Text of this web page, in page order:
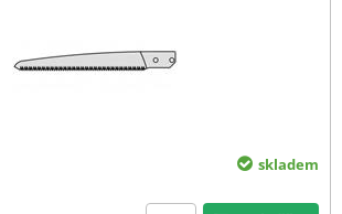
skladem